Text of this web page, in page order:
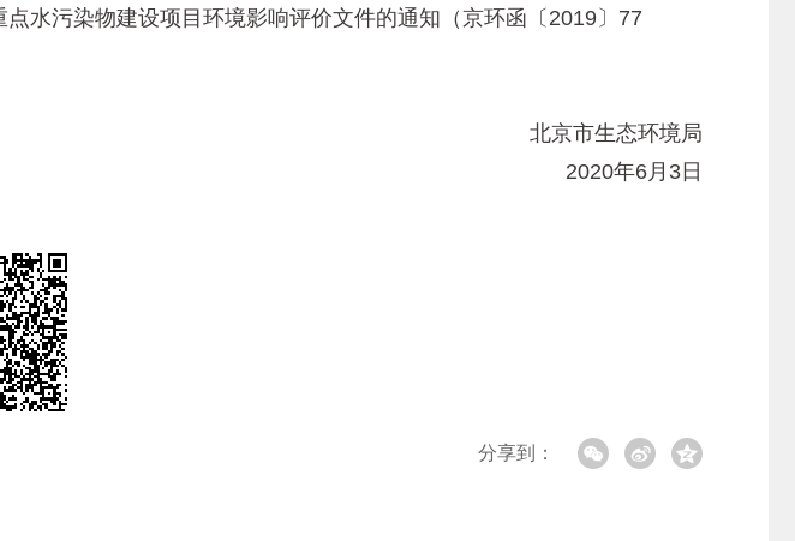
污染物建设项目环境影响评价文件的通知（京环函〔2019〕77
北京市生态环境局
2020年6月3日
分享到：